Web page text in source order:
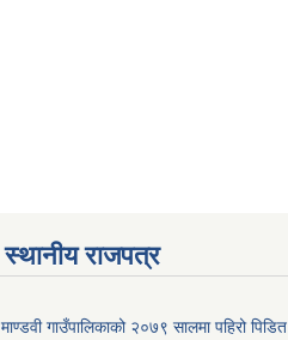
स्थानीय राजपत्र
माण्डवी गाउँपालिकाको २०७९ सालमा पहिरो पिडित